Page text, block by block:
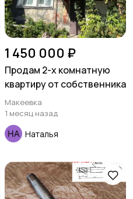
Животные
Мода и стиль1
1 450 000 ₽
Продам 2-х комнатную
квартиру от собственника
Макеевка
1 месяц назад
Наталья